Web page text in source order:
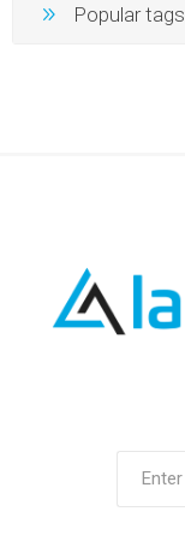
Popular tags